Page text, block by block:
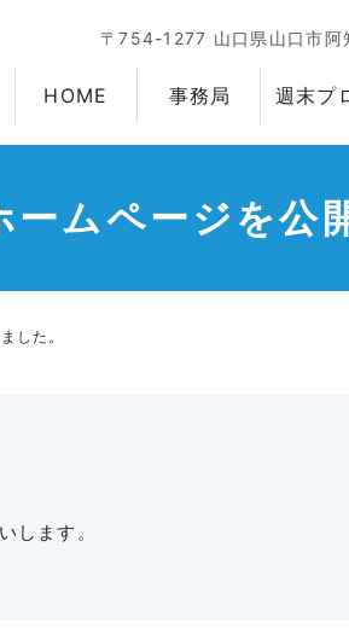
〒754-1277 山口県山口市阿
HOME 事務局 週末プ
ムページを公
した。
します。